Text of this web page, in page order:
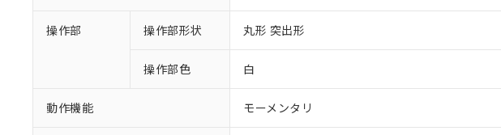
操作部 操作部形状 丸形 突出形
操作部色 白
動作機能 モーメンタリ